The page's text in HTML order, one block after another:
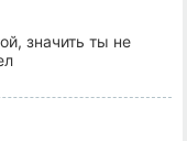
значить ты не